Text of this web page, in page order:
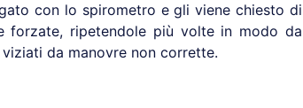
con lo spirometro e gli viene chiesto di
forzate, ripetendole più volte in modo da
da manovre non corrette.